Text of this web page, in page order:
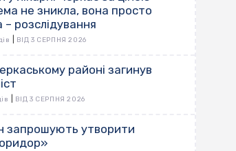
не зникла, вона просто
– розслідування
ВІД 3 СЕРПНЯ 2026
районі загинув
ВІД 3 СЕРПНЯ 2026
запрошують утворити